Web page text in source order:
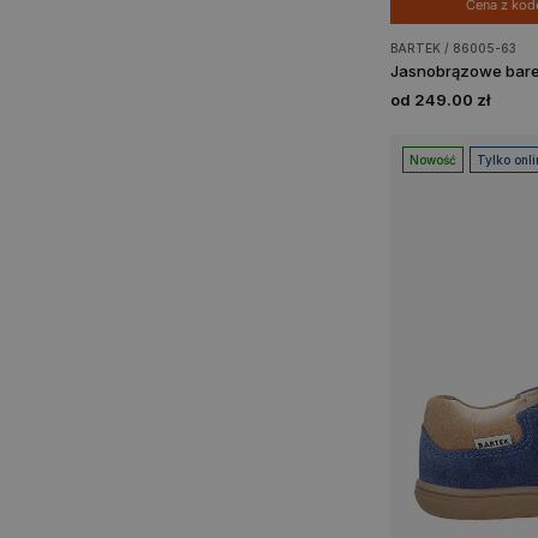
Cena z
BARTEK / 86005-63
od 249.00 zł
Nowość Tylko